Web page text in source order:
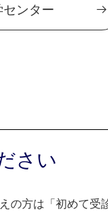
ンター
さい
の方は「初めて